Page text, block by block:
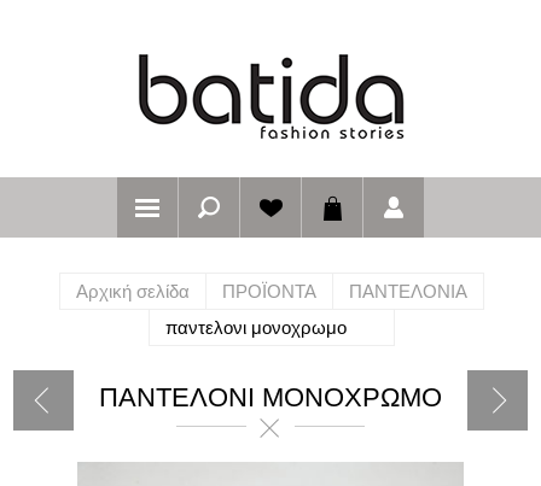
Αρχική σελίδα ΠΡΟΪΟΝΤΑ
ΠΑΝΤΕΛΟΝΙΑ
παντελονι μονοχρωμο
ΠΑΝΤΕΛΟΝΙ ΜΟΝΟΧΡΩΜΟ